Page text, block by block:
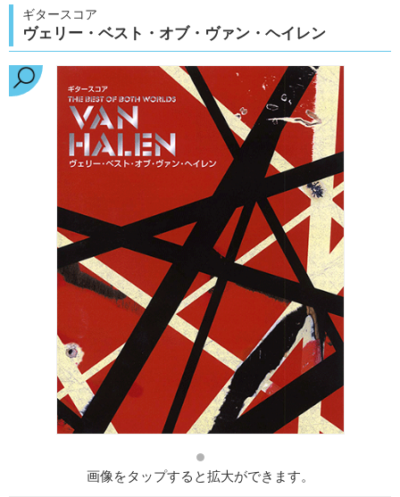
ギタースコア
ヴェリー・ベスト・オブ・ヴァン・ヘイレン
画像をタップすると拡大ができます。